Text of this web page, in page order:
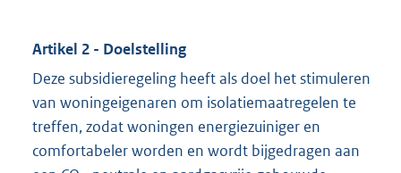
Artikel 2 - Doelstelling
Deze subsidieregeling heeft als doel het stimuleren
van woningeigenaren om isolatiemaatregelen te
treffen, zodat woningen energiezuiniger en
comfortabeler worden en wordt bijgedragen aan